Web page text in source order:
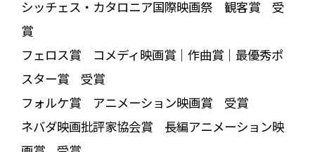
シッチェス・カタロニア国際映画祭 観客賞 受
賞
フェロス賞 コメディ映画賞｜作曲賞｜最優秀ポ
スター賞 受賞
フォルケ賞 アニメーション映画賞 受賞
ネバダ映画批評家協会賞 長編アニメーション映